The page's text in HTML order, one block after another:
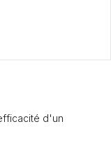
d'un